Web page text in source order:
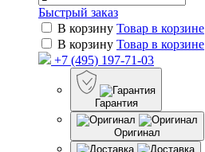
Быстрый заказ
В корзину Товар в корзине
В корзину Товар в корзине
+7 (495) 197-71-03
Гарантия
Оригинал